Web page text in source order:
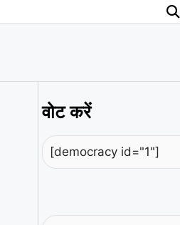
वोट करें
[democracy id="1"]